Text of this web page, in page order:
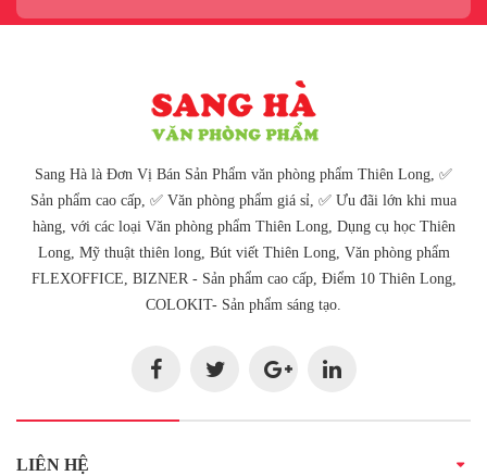
Sang Hà là Đơn Vị Bán Sản Phẩm văn phòng phẩm Thiên Long, ✅
Sản phẩm cao cấp, ✅ Văn phòng phẩm giá sỉ, ✅ Ưu đãi lớn khi mua
hàng, với các loại Văn phòng phẩm Thiên Long, Dụng cụ học Thiên
Long, Mỹ thuật thiên long, Bút viết Thiên Long, Văn phòng phẩm
FLEXOFFICE, BIZNER - Sản phẩm cao cấp, Điểm 10 Thiên Long,
COLOKIT- Sản phẩm sáng tạo.
LIÊN HỆ